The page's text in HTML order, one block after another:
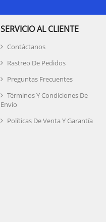
SERVICIO AL CLIENTE
Contáctanos
Rastreo De Pedidos
Preguntas Frecuentes
Términos Y Condiciones De
Envío
Políticas De Venta Y Garantía